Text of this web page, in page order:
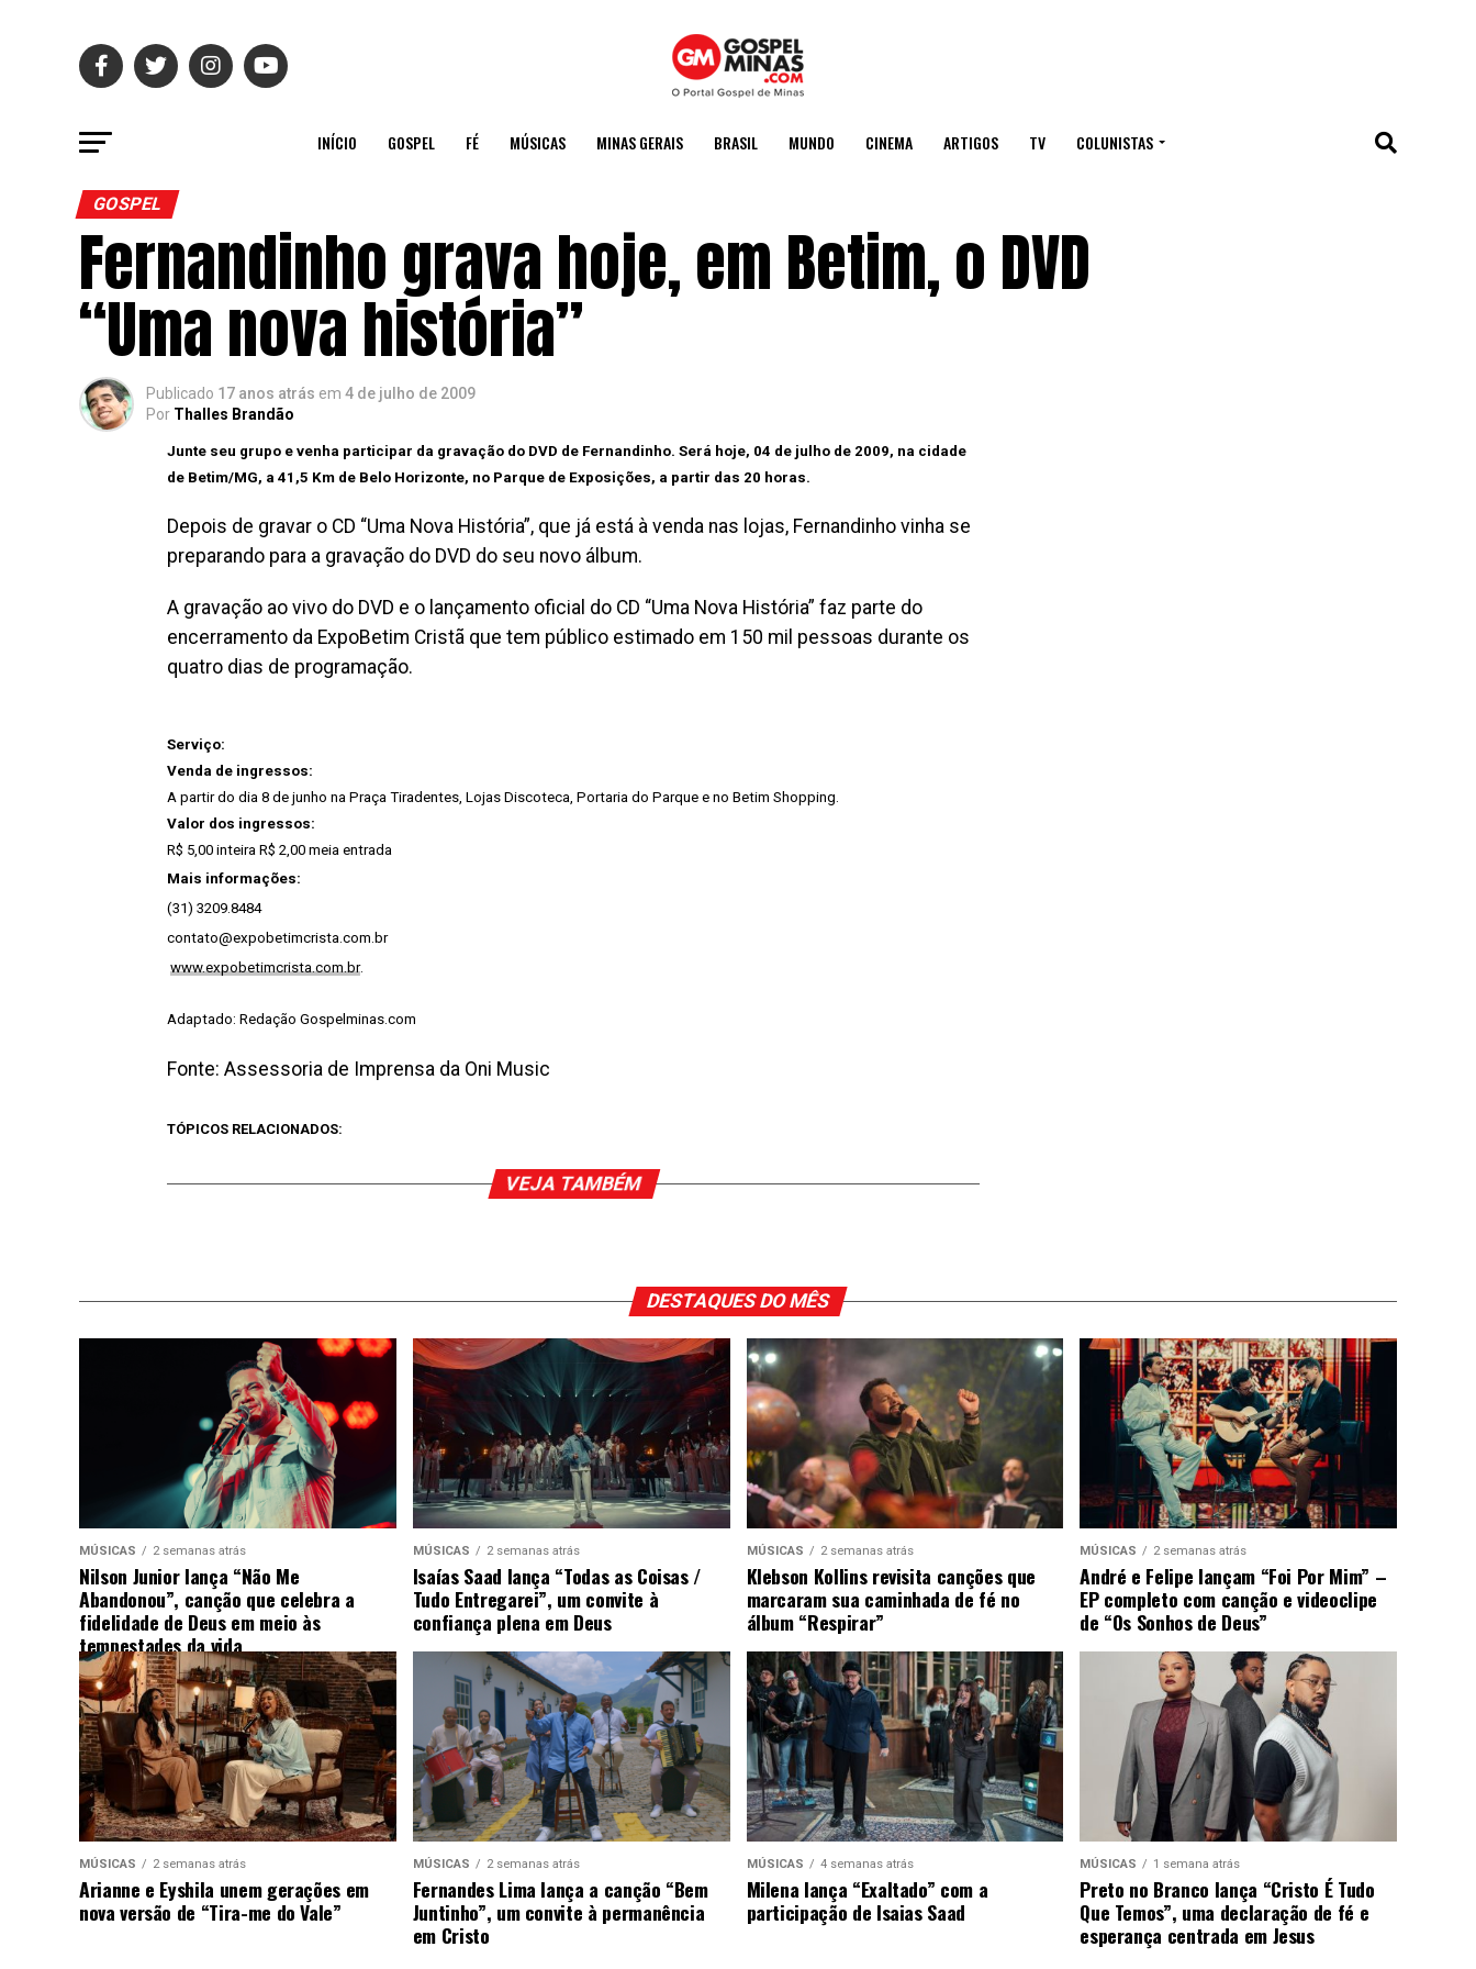
INÍCIO GOSPEL FÉ MÚSICAS MINAS GERAIS BRASIL MUNDO CINEMA ARTIGOS TV COLUNISTAS
GOSPEL
Fernandinho grava hoje, em Betim, o DVD
“Uma nova história”
Publicado 17 anos atrás em 4 de julho de 2009
Por Thalles Brandão
Junte seu grupo e venha participar da gravação do DVD de Fernandinho. Será hoje, 04 de julho de 2009, na cidade
de Betim/MG, a 41,5 Km de Belo Horizonte, no Parque de Exposições, a partir das 20 horas.
Depois de gravar o CD “Uma Nova História”, que já está à venda nas lojas, Fernandinho vinha se
preparando para a gravação do DVD do seu novo álbum.
A gravação ao vivo do DVD e o lançamento oficial do CD “Uma Nova História” faz parte do
encerramento da ExpoBetim Cristã que tem público estimado em 150 mil pessoas durante os
quatro dias de programação.
Serviço:
Venda de ingressos:
A partir do dia 8 de junho na Praça Tiradentes, Lojas Discoteca, Portaria do Parque e no Betim Shopping.
Valor dos ingressos:
R$ 5,00 inteira R$ 2,00 meia entrada
Mais informações:
(31) 3209.8484
contato@expobetimcrista.com.br
www.expobetimcrista.com.br.
Adaptado: Redação Gospelminas.com
Fonte: Assessoria de Imprensa da Oni Music
TÓPICOS RELACIONADOS:
VEJA TAMBÉM
DESTAQUES DO MÊS
MÚSICAS 2 semanas atrás
Nilson Junior lança “Não Me
Abandonou”, canção que celebra a
fidelidade de Deus em meio às
tempestades da vida
MÚSICAS 2 semanas atrás
Isaías Saad lança “Todas as Coisas /
Tudo Entregarei”, um convite à
confiança plena em Deus
MÚSICAS 2 semanas atrás
Klebson Kollins revisita canções que
marcaram sua caminhada de fé no
álbum “Respirar”
MÚSICAS 2 semanas atrás
André e Felipe lançam “Foi Por Mim” –
EP completo com canção e videoclipe
de “Os Sonhos de Deus”
MÚSICAS 2 semanas atrás
Arianne e Eyshila unem gerações em
nova versão de “Tira-me do Vale”
MÚSICAS 2 semanas atrás
Fernandes Lima lança a canção “Bem
Juntinho”, um convite à permanência
em Cristo
MÚSICAS 4 semanas atrás
Milena lança “Exaltado” com a
participação de Isaias Saad
MÚSICAS 1 semana atrás
Preto no Branco lança “Cristo É Tudo
Que Temos”, uma declaração de fé e
esperança centrada em Jesus